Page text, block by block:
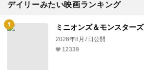
デイリーみたい映画ランキング
ミニオンズ＆モンスターズ
2026年8月7日公開
12339